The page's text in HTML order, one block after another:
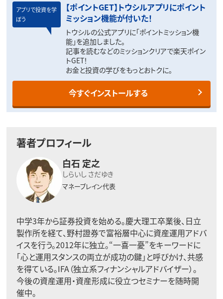
アプリで投資を学
ぼう
【ポイントGET】トウシルアプリにポイント
ミッション機能が付いた！
トウシルの公式アプリに「ポイントミッション機
能」を追加しました。
記事を読むなどのミッションクリアで楽天ポイン
トGET！
お金と投資の学びをもっとおトクに。
今すぐインストールする
著者プロフィール
白石 定之
しらいし さだゆき
マネーブレイン代表
中学3年から証券投資を始める。慶大理工卒業後、日立
製作所を経て、野村證券で富裕層中心に資産運用アドバ
イスを行う。2012年に独立。“一喜一憂”をキーワードに
「心と運用スタンスの両立が成功の鍵」と呼びかけ、共感
を得ている。IFA（独立系フィナンシャルアドバイザー）。
今後の資産運用・資産形成に役立つセミナーを随時開
催中。